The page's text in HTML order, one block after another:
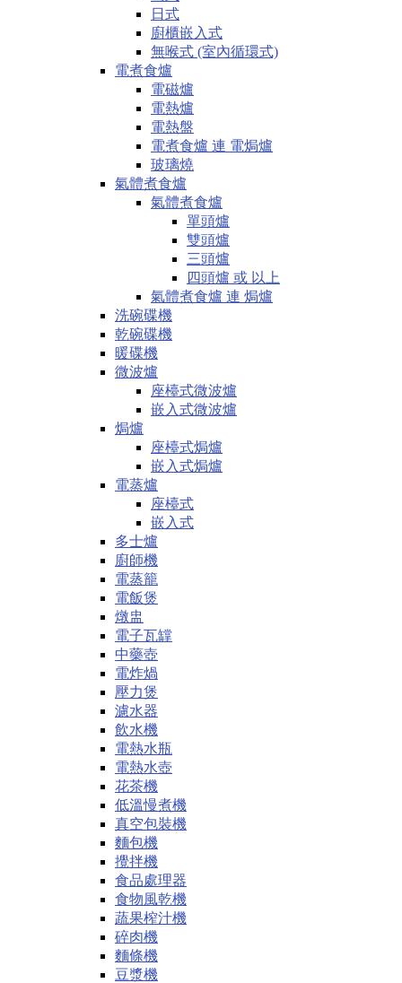
日式
廚櫃嵌入式
無喉式 (室內循環式)
電煮食爐
電磁爐
電熱爐
電熱盤
電煮食爐 連 電焗爐
玻璃燒
氣體煮食爐
氣體煮食爐
單頭爐
雙頭爐
三頭爐
四頭爐 或 以上
氣體煮食爐 連 焗爐
洗碗碟機
乾碗碟機
暖碟機
微波爐
座檯式微波爐
嵌入式微波爐
焗爐
座檯式焗爐
嵌入式焗爐
電蒸爐
座檯式
嵌入式
多士爐
廚師機
電蒸籠
電飯煲
燉盅
電子瓦罉
中藥壺
電炸煱
壓力煲
濾水器
飲水機
電熱水瓶
電熱水壺
花茶機
低溫慢煮機
真空包裝機
麵包機
攪拌機
食品處理器
食物風乾機
蔬果榨汁機
碎肉機
麵條機
豆漿機